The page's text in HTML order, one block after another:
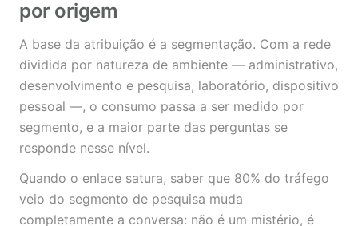
por origem
A base da atribuição é a segmentação. Com a rede
dividida por natureza de ambiente — administrativo,
desenvolvimento e pesquisa, laboratório, dispositivo
pessoal —, o consumo passa a ser medido por
segmento, e a maior parte das perguntas se
responde nesse nível.
Quando o enlace satura, saber que 80% do tráfego
veio do segmento de pesquisa muda
completamente a conversa: não é um mistério, é